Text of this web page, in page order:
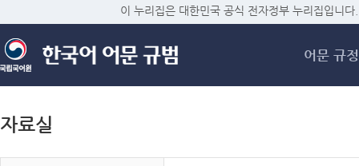
메
이 누리집은 대한민국 공식 전자정부 누리집입니다.
어문 규정
자료실